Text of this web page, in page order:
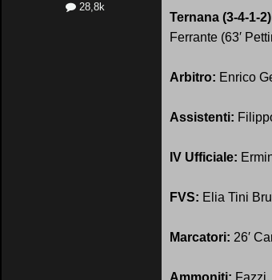
28,8k
Ternana (3-4-1-
Ferrante (63′
Arbitro: Enrico
Assistenti:
IV Ufficiale:
FVS: Elia Tini
Marcatori: 26′